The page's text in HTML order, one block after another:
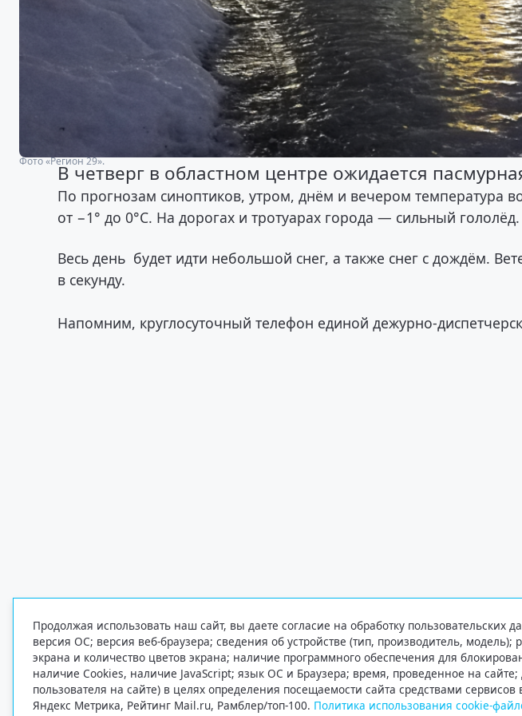
Фото «Регион 29».
В четверг в областном центре ожидается
По прогнозам синоптиков, утром, днём и вечером температура
от −1° до 0°С. На дорогах и тротуарах города — сильный гололёд.
Весь день будет идти небольшой снег, а также снег с дождём.
в секунду.
Напомним, круглосуточный телефон единой дежурно-
Продолжая использовать наш сайт, вы даете согласие на обработку пользовательских
версия ОС; версия веб-браузера; сведения об устройстве (тип, производитель, модель);
экрана и количество цветов экрана; наличие программного обеспечения для
наличие Cookies, наличие JavaScript; язык ОС и Браузера; время, проведенное на сайте;
пользователя на сайте) в целях определения посещаемости сайта средствами сервисов
Яндекс Метрика, Рейтинг Mail.ru, Рамблер/топ-100. Политика использования cookie-